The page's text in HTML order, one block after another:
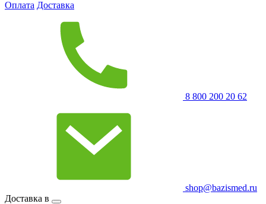
Оплата Доставка
8 800 200 20 62
shop@bazismed.ru
Доставка в